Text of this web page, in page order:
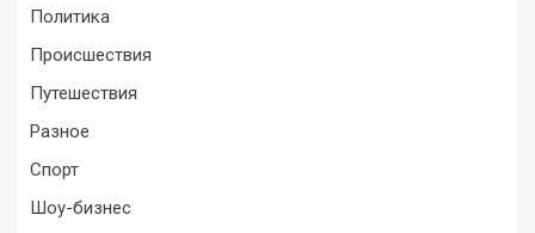
Политика
Происшествия
Путешествия
Разное
Спорт
Шоу-бизнес